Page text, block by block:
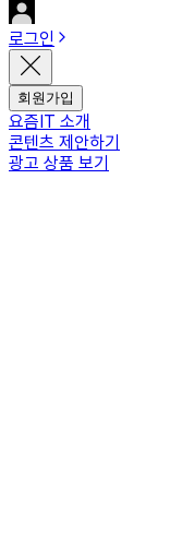
로그인
회원가입
요즘IT 소개
콘텐츠 제안하기
광고 상품 보기